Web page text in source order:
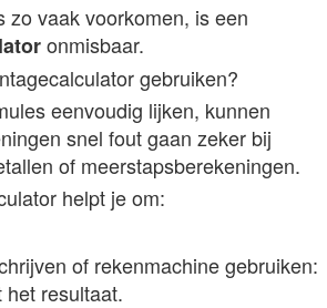
zo vaak voorkomen, is een
onmisbaar.
gebruiken?
eenvoudig lijken, kunnen
snel fout gaan zeker bij
of meerstapsberekeningen.
helpt je om:
of rekenmachine gebruiken:
resultaat.